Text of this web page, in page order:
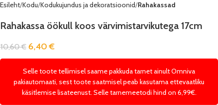
Esileht Kodu Kodukujundus ja dekoratsioonid Rahakassad
Rahakassa öökull koos värvimistarvikutega 17cm
10,60€ 6,40€
Selle toote tellimisel saame pakkuda tarnet ainult Omniva
pakiautomaati, sest toote saatmisel peab kasutama ettevaatliku
käsitlemise lisateenust. Selle tarnemeetodi hind on 6,99€.